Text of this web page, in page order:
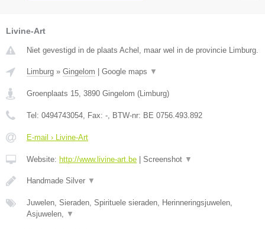
Livine-Art
Niet gevestigd in de plaats Achel, maar wel in de provincie Limburg.
Limburg » Gingelom Google maps ▼
Groenplaats 15, 3890 Gingelom (Limburg)
Tel: 0494743054, Fax: -, BTW-nr: BE 0756.493.892
E-mail › Livine-Art
Website: http://www.livine-art.be Screenshot ▼
Handmade Silver ▼
Juwelen, Sieraden, Spirituele sieraden, Herinneringsjuwelen,
Asjuwelen, ▼